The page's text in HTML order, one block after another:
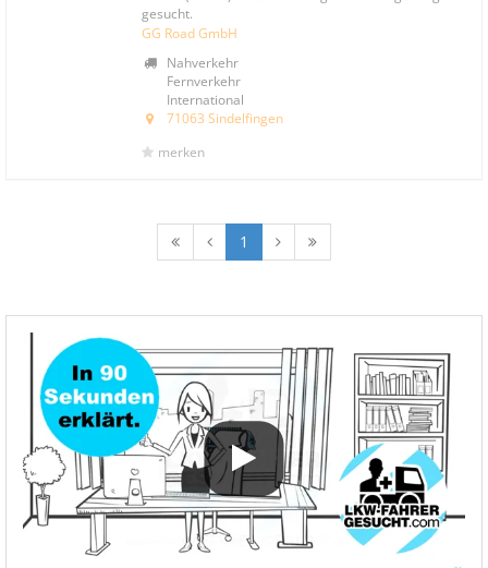
gesucht.
GG Road GmbH
Nahverkehr
Fernverkehr
International
71063 Sindelfingen
merken
1